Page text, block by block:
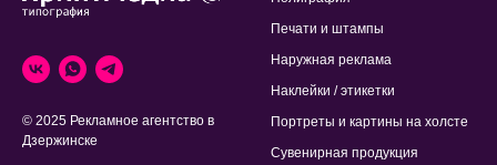
© 2025 Рекламное агентство в
Дзержинске
Печати и штампы
Наружная реклама
Наклейки / этикетки
Портреты и картины на холсте
Сувенирная продукция